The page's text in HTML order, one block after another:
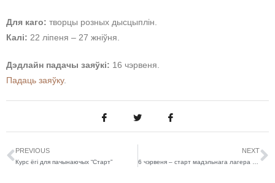
Для каго: творцы розных дысцыплін.
Калі: 22 ліпеня – 27 жніўня.
Дэдлайн падачы заяўкі: 16 чэрвеня.
Падаць заяўку.
PREVIOUS
Курс ёгі для пачынаючых “Старт”
NEXT